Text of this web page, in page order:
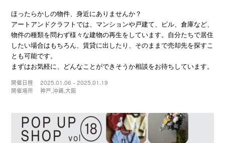
ほったらかしの物件、身近にありませんか？
アートアンドクラフトでは、マンションや戸建て、ビル、倉庫など、
物件の種類を問わず様々な建物の再生をしています。自分たちで居住
したい場合はもちろん、賃貸に出したり、そのままで売却先を探すこ
とも可能です。
まずはお気軽に、どんなことができそうか相談をお待ちしています。
開催日程
2025.01.06 - 2025.01.19
開催場所
神戸,沖縄,大阪